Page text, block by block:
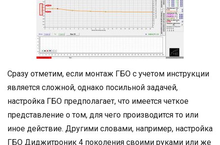
Сразу отметим, если монтаж ГБО с учетом инструкции
является сложной, однако посильной задачей,
настройка ГБО предполагает, что имеется четкое
представление о том, для чего производится то или
иное действие. Другими словами, например, настройка
ГБО Диджитроник 4 поколения своими руками или же